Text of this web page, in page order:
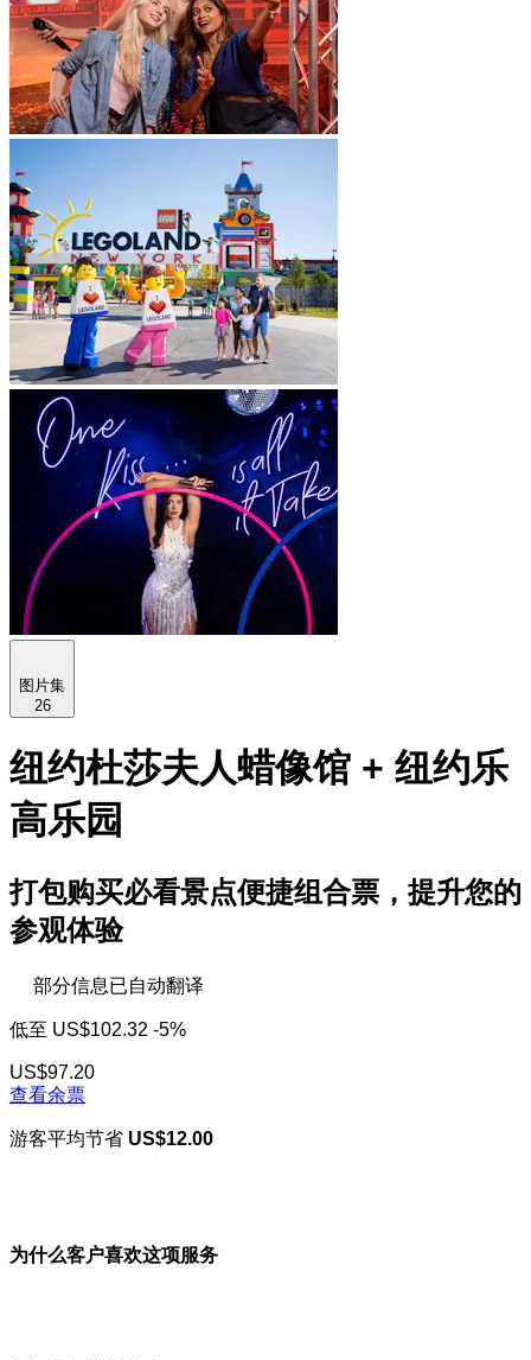
图片集
26
纽约杜莎夫人蜡像馆 + 纽约乐
高乐园
打包购买必看景点便捷组合票，提升您的
参观体验
部分信息已自动翻译
低至 US$102.32 -5%
US$97.20
查看余票
游客平均节省 US$12.00
为什么客户喜欢这项服务